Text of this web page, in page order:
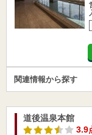
関連情報から探す
道後温泉本館
3.9